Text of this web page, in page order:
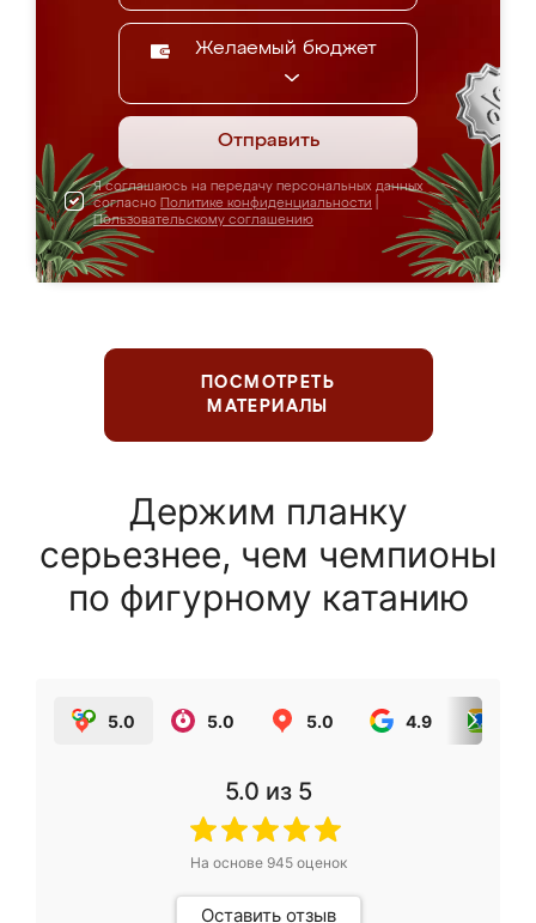
Желаемый бюджет
Отправить
Я соглашаюсь на передачу персональных данных
согласно Политике конфиденциальности
Пользовательскому соглашению
ПОСМОТРЕТЬ
МАТЕРИАЛЫ
Держим планку
серьезнее, чем чемпионы
по фигурному катанию
5.0 5.0 5.0 4.9
5.0 из 5
На основе 945оценок
Оставить отзыв